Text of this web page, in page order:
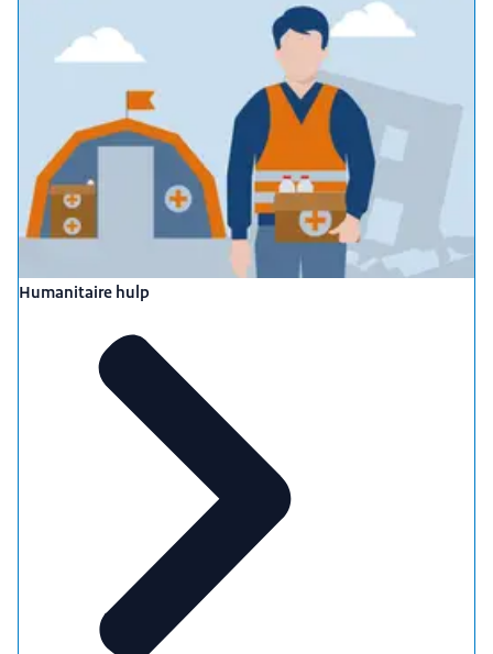
Humanitaire hulp